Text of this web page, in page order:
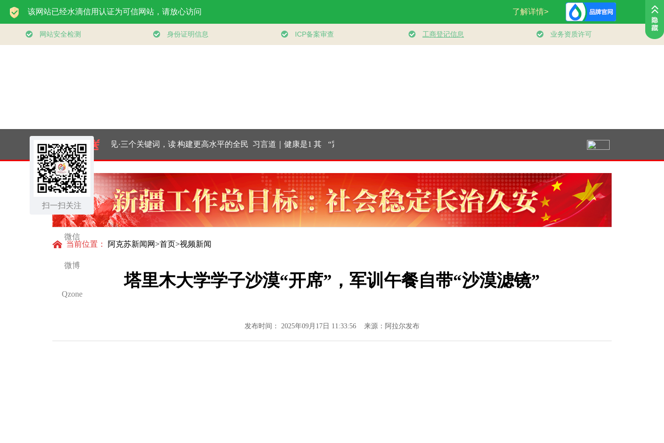
扫一扫关注
微信
微博
Qzone
一见·三个关键词，读
懂中国经济“半年答
卷”
构建更高水平的全民
健身公共服务体系
习言道｜健康是1 其
他是后面的0
“紧紧抓住那些惠及
面广、牵一发而动全
身的工作”
健身 共筑健康中国 的办公会
总书记的人民情怀
｜“让内需成为经济
发展的主动力”
当前位置： 阿克苏新闻网>首页>视频新闻
塔里木大学学子沙漠“开席”，军训午餐自带“沙漠滤镜”
发布时间： 2025年09月17日 11:33:56 来源：阿拉尔发布